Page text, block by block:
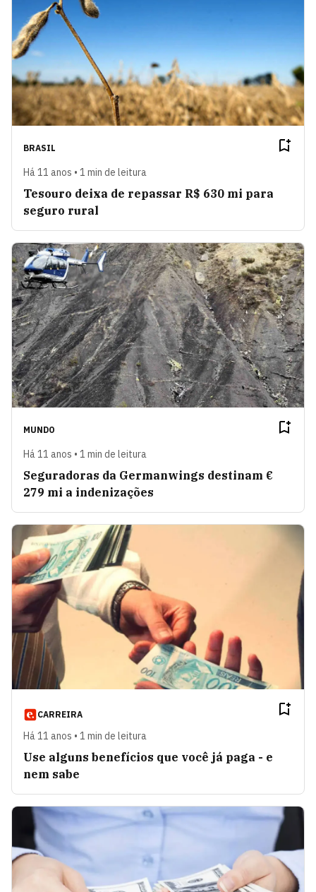
BRASIL
Há 11 anos • 1 min de leitura
Tesouro deixa de repassar R$ 630 mi para
seguro rural
MUNDO
Há 11 anos • 1 min de leitura
Seguradoras da Germanwings destinam €
279 mi a indenizações
CARREIRA
Há 11 anos • 1 min de leitura
Use alguns benefícios que você já paga - e
nem sabe